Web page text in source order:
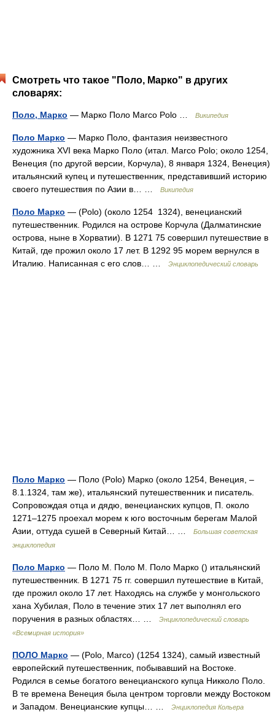
Смотреть что такое "Поло, Марко" в других
словарях:
Поло, Марко — Марко Поло Marco Polo … Википедия
Поло Марко — Марко Поло, фантазия неизвестного
художника XVI века Марко Поло (итал. Marco Polo; около 1254,
Венеция (по другой версии, Корчула), 8 января 1324, Венеция)
итальянский купец и путешественник, представивший историю
своего путешествия по Азии в… …
Википедия
Поло Марко — (Polo) (около 1254 1324), венецианский
путешественник. Родился на острове Корчула (Далматинские
острова, ныне в Хорватии). В 1271 75 совершил путешествие в
Китай, где прожил около 17 лет. В 1292 95 морем вернулся в
Италию. Написанная с его слов… …
Энциклопедический словарь
Поло Марко — Поло (Polo) Марко (около 1254, Венеция, ‒
8.1.1324, там же), итальянский путешественник и писатель.
Сопровождая отца и дядю, венецианских купцов, П. около
1271‒1275 проехал морем к юго восточным берегам Малой
Азии, оттуда сушей в Северный Китай… …
Большая советская
энциклопедия
Поло Марко — Поло М. Поло М. Поло Марко () итальянский
путешественник. В 1271 75 гг. совершил путешествие в Китай,
где прожил около 17 лет. Находясь на службе у монгольского
хана Хубилая, Поло в течение этих 17 лет выполнял его
поручения в разных областях… …
Энциклопедический словарь
«Всемирная история»
ПОЛО Марко — (Polo, Marco) (1254 1324), самый известный
европейский путешественник, побывавший на Востоке.
Родился в семье богатого венецианского купца Никколо Поло.
В те времена Венеция была центром торговли между Востоком
и Западом. Венецианские купцы… …
Энциклопедия Кольера